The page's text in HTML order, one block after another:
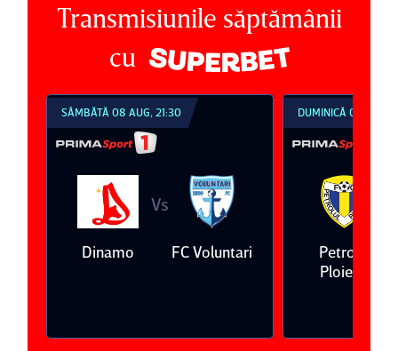
Transmisiunile săptămânii
cu
SÂMBĂTĂ 08 AUG, 21:30
Dinamo
Vs
FC Voluntari
DUMINICĂ 09 AUG,
Petrolul
Ploieşti